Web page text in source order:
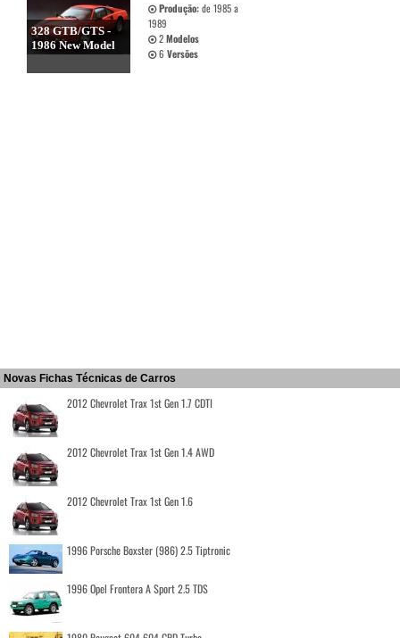
328 GTB/GTS -
1986 New Model
Produção:de 1985 a
1989
2Modelos
6 Versões
Novas Fichas Técnicas de Carros
2012 Chevrolet Trax 1st Gen 1.7 CDTI
2012 Chevrolet Trax 1st Gen 1.4 AWD
2012 Chevrolet Trax 1st Gen 1.6
1996 Porsche Boxster (986) 2.5 Tiptronic
1996 Opel Frontera A Sport 2.5 TDS